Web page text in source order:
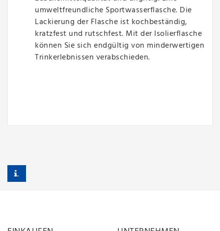
umweltfreundliche Sportwasserflasche. Die
Lackierung der Flasche ist kochbeständig,
kratzfest und rutschfest. Mit der Isolierflasche
können Sie sich endgültig von minderwertigen
Trinkerlebnissen verabschieden.